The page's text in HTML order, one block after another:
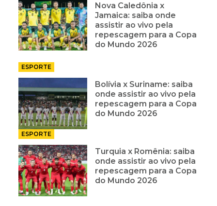
Nova Caledônia x
Jamaica: saiba onde
assistir ao vivo pela
repescagem para a Copa
do Mundo 2026
ESPORTE
Bolívia x Suriname: saiba
onde assistir ao vivo pela
repescagem para a Copa
do Mundo 2026
ESPORTE
Turquia x Romênia: saiba
onde assistir ao vivo pela
repescagem para a Copa
do Mundo 2026